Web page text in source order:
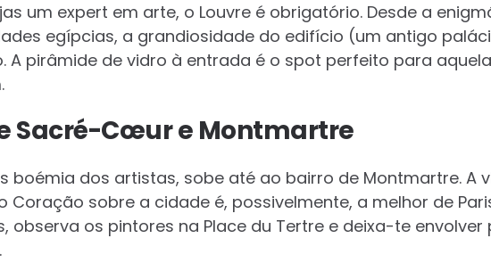
um expert em arte, o Louvre é obrigatório. Desde a
egípcias, a grandiosidade do edifício (um antigo
A pirâmide de vidro à entrada é o spot perfeito para
Sacré-Cœur e Montmartre
boémia dos artistas, sobe até ao bairro de Montmartre. A
Coração sobre a cidade é, possivelmente, a melhor de
observa os pintores na Place du Tertre e deixa-te envolver